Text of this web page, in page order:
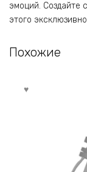
эмоций.
этого
Похожие